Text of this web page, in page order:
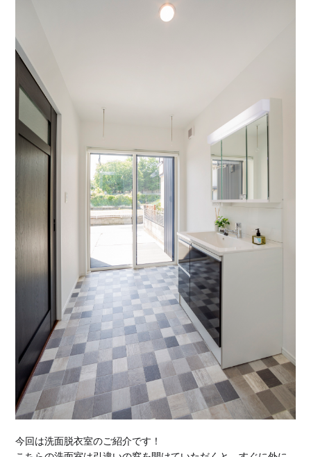
今回は洗面脱衣室のご紹介です！